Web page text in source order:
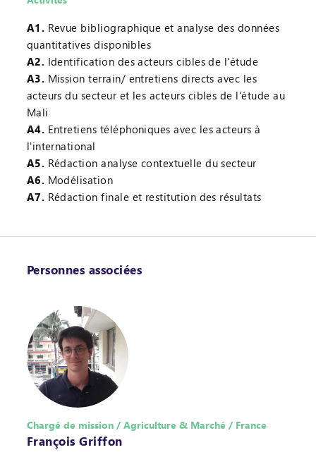
A1. Revue bibliographique et analyse des données
quantitatives disponibles
A2. Identification des acteurs cibles de l'étude
A3. Mission terrain/ entretiens directs avec les
acteurs du secteur et les acteurs cibles de l'étude au
Mali
A4. Entretiens téléphoniques avec les acteurs à
l'international
A5. Rédaction analyse contextuelle du secteur
A6. Modélisation
A7. Rédaction finale et restitution des résultats
Personnes associées
Chargé de mission / Agriculture & Marché / France
François Griffon